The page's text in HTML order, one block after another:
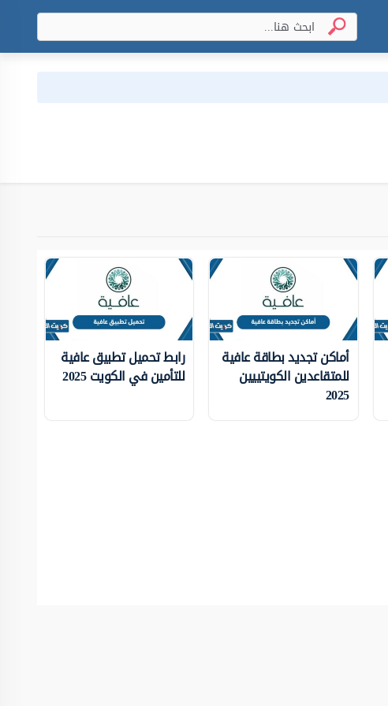
أماكن تجديد بطاقة عافية
للمتقاعدين الكويتييين
2025
رابط تحميل تطبيق عافية
للتأمين في الكويت 2025